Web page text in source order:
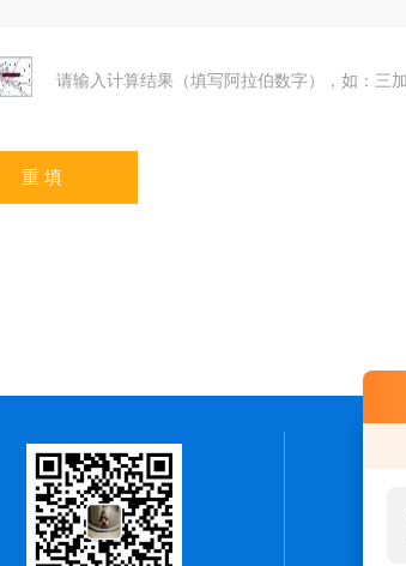
请输入计算结果（填写阿拉伯数字），如：三